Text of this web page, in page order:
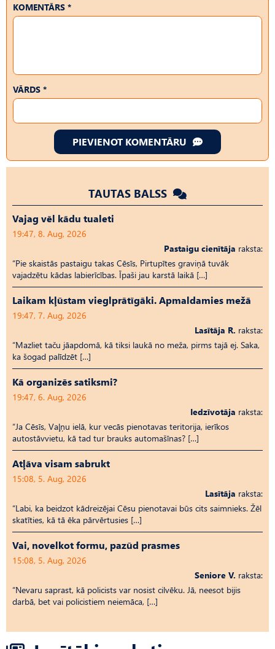
KOMENTĀRS *
VĀRDS *
PIEVIENOT KOMENTĀRU
TAUTAS BALSS
Vajag vēl kādu tualeti
19:47, 8. Aug, 2026
Pastaigu cienītāja raksta:
“Pie skaistās pastaigu takas Cēsīs, Pirtupītes graviņā tuvāk
vajadzētu kādas labierīcības. Īpaši jau karstā laikā […]
Laikam kļūstam vieglprātīgāki. Apmaldamies mežā
19:47, 7. Aug, 2026
Lasītāja R. raksta:
“Mazliet taču jāapdomā, kā tiksi laukā no meža, pirms tajā ej. Saka,
ka šogad palīdzēt […]
Kā organizēs satiksmi?
19:47, 6. Aug, 2026
Iedzīvotāja raksta:
“Ja Cēsīs, Vaļņu ielā, kur vecās pienotavas teritorija, ierīkos
autostāvvietu, kā tad tur brauks automašīnas? […]
Atļāva visam sabrukt
15:08, 5. Aug, 2026
Lasītāja raksta:
“Labi, ka beidzot kādreizējai Cēsu pienotavai būs cits saimnieks. Žēl
skatīties, kā tā ēka pārvērtusies […]
Vai, novelkot formu, pazūd prasmes
15:08, 5. Aug, 2026
Seniore V. raksta:
“Nevaru saprast, kā policists var nosist cilvēku. Jā, neesot bijis
darbā, bet vai policistiem neiemāca, […]